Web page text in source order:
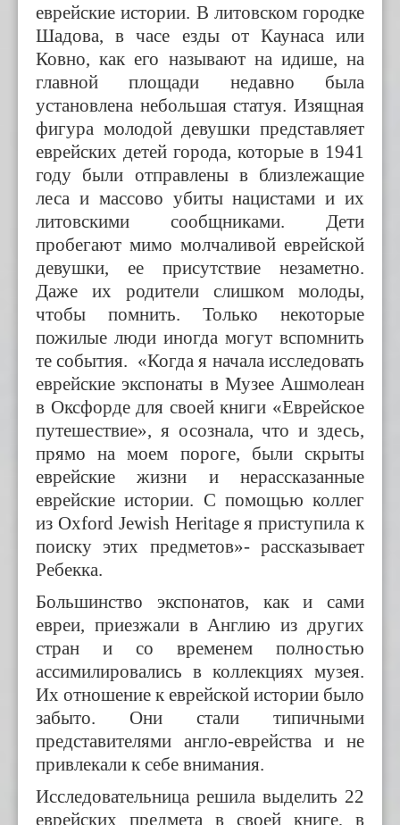
еврейские истории. В литовском городке
Шадова, в часе езды от Каунаса или
Ковно, как его называют на идише, на
главной площади недавно была
установлена небольшая статуя. Изящная
фигура молодой девушки представляет
еврейских детей города, которые в 1941
году были отправлены в близлежащие
леса и массово убиты нацистами и их
литовскими сообщниками. Дети
пробегают мимо молчаливой еврейской
девушки, ее присутствие незаметно.
Даже их родители слишком молоды,
чтобы помнить. Только некоторые
пожилые люди иногда могут вспомнить
те события. «Когда я начала исследовать
еврейские экспонаты в Музее Ашмолеан
в Оксфорде для своей книги «Еврейское
путешествие», я осознала, что и здесь,
прямо на моем пороге, были скрыты
еврейские жизни и нерассказанные
еврейские истории. С помощью коллег
из Oxford Jewish Heritage я приступила к
поиску этих предметов»- рассказывает
Ребекка.
Большинство экспонатов, как и сами
евреи, приезжали в Англию из других
стран и со временем полностью
ассимилировались в коллекциях музея.
Их отношение к еврейской истории было
забыто. Они стали типичными
представителями англо-еврейства и не
привлекали к себе внимания.
Исследовательница решила выделить 22
еврейских предмета в своей книге, в